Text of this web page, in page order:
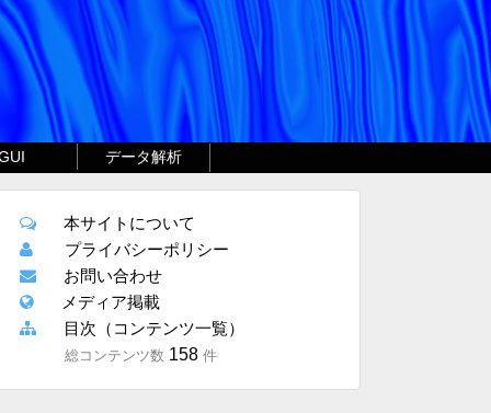
データ解析
本サイトについて
プライバシーポリシー
お問い合わせ
メディア掲載
目次（コンテンツ一覧）
総コンテンツ数 158 件